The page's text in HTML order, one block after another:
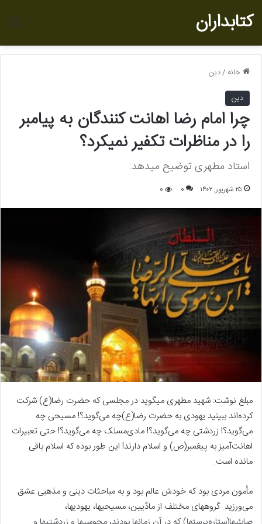
کتابداران
خانه /دین
دین
چرا امام رضا اهانت کنندگان به پیامبر
را در مناظرات تکفیر نمیکرد؟
استاد مطهری توضیح میدهد:
۲۵ شهریور, ۱۴۰۲ 0
0
مبلغ نوشت: شهید مطهری میگوید در مجلسی که حضرت رضا(ع) شرکت
کرده‌اند ببینید یهودی به حضرت رضا(ع)چه می‌گوید؟! مسیحی چه
می‌گوید؟! زردشتی چه می‌گوید؟! مادی‌مسلک چه می‌گوید؟! حتی تعبیرات
اهانت‌آمیز به پیغمبر(ص) و اسلام دارند! این طور بوده که اسلام باقی
مانده است.
مأمون مردی بود که خودش عالم بود و به مباحثات دینی و مذهبی عشق
می‌ورزید. گروههای مختلف از مادّیین، مسیحیها، یهودیها،